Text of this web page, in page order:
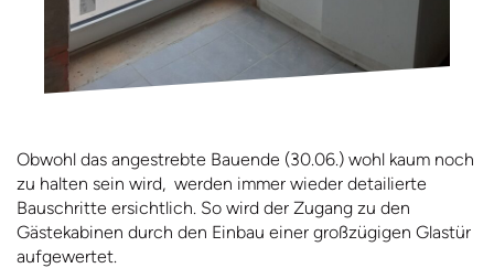
Obwohl das angestrebte Bauende (30.06.) wohl kaum noch
zu halten sein wird, werden immer wieder detailierte
Bauschritte ersichtlich. So wird der Zugang zu den
Gästekabinen durch den Einbau einer großzügigen Glastür
aufgewertet.